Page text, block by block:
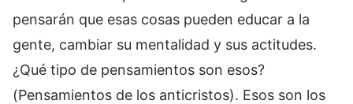
pensarán que esas cosas pueden educar a la
gente, cambiar su mentalidad y sus actitudes.
¿Qué tipo de pensamientos son esos?
(Pensamientos de los anticristos). Esos son los